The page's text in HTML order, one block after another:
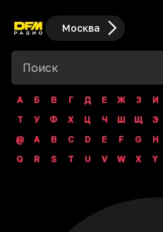
Москва
А Б В Г Д Е Ж З И
Т
У Ф Х Ц Ч Ш Щ Э
@
A B C D E F G H
Q
R S T U V W X Y